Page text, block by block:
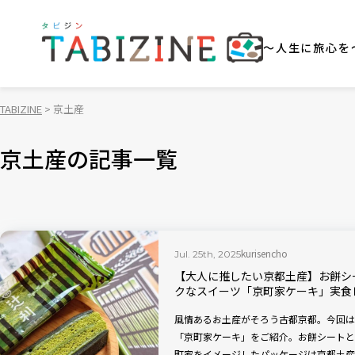
～人生に旅心を
TABIZINE 京土産
京土産の記事一覧
Jul. 25th, 2025kurisencho
【大人に推したい京都土産】お餅
クなスイーツ「京町家ケーキ」実食
風情あるお土産がそろう古都京都。今回
「京町家ケーキ」をご紹介。お餅シー